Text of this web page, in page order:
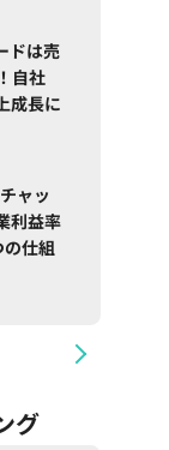
ドは売
自社
成長に
ャッ
利益率
仕組
グ